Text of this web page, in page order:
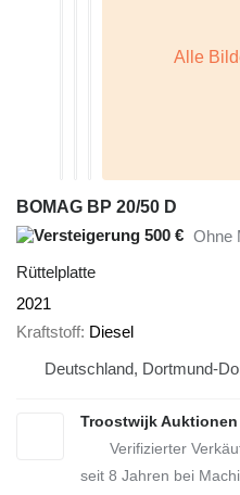
BOMAG BP 20/50 D
500 € Ohne
Rüttelplatte
2021
Kraftstoff Diesel
Deutschland, Dortmund-
Troostwijk Auktionen
seit 8 Jahren bei